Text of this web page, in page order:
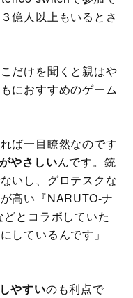
億人以上もいるとさ
だけを聞くと親はや
におすすめのゲーム
ば一目瞭然なのです
やさしいんです。銃
いし、グロテスクな
高い『NARUTO-ナ
とコラボしていた
しているんです」
やすいのも利点で